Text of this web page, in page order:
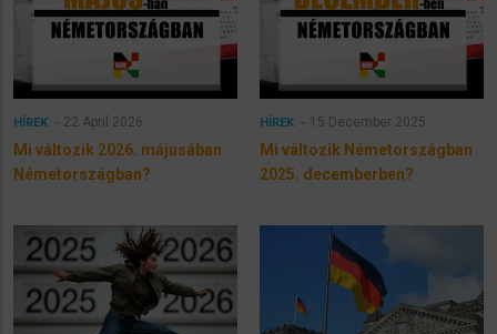
HÍREK 22 April 2026
Mi változik 2026. májusában
Németországban?
HÍREK 15 December 2025
Mi változik Németországban
2025. decemberben?